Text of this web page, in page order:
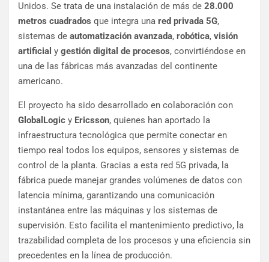
Unidos. Se trata de una instalación de más de 28.000
metros cuadrados que integra una red privada 5G,
sistemas de automatización avanzada, robótica, visión
artificial y gestión digital de procesos, convirtiéndose en
una de las fábricas más avanzadas del continente
americano.
El proyecto ha sido desarrollado en colaboración con
GlobalLogic y Ericsson, quienes han aportado la
infraestructura tecnológica que permite conectar en
tiempo real todos los equipos, sensores y sistemas de
control de la planta. Gracias a esta red 5G privada, la
fábrica puede manejar grandes volúmenes de datos con
latencia mínima, garantizando una comunicación
instantánea entre las máquinas y los sistemas de
supervisión. Esto facilita el mantenimiento predictivo, la
trazabilidad completa de los procesos y una eficiencia sin
precedentes en la línea de producción.